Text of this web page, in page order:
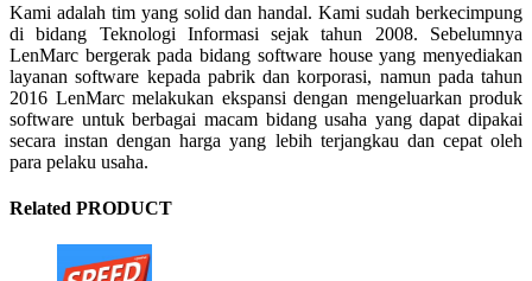
Kami adalah tim yang solid dan handal. Kami sudah berkecimpung
di bidang Teknologi Informasi sejak tahun 2008. Sebelumnya
LenMarc bergerak pada bidang software house yang menyediakan
layanan software kepada pabrik dan korporasi, namun pada tahun
2016 LenMarc melakukan ekspansi dengan mengeluarkan produk
software untuk berbagai macam bidang usaha yang dapat dipakai
secara instan dengan harga yang lebih terjangkau dan cepat oleh
para pelaku usaha.
Related PRODUCT